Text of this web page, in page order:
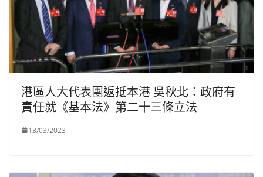
港區人大代表團返抵本港 吳秋北：政府有
責任就《基本法》第二十三條立法
13/03/2023